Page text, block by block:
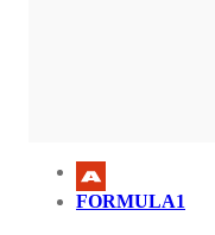
FORMULA1